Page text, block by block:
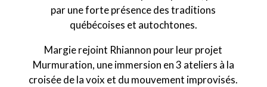
par une forte présence des traditions
québécoises et autochtones.
Margie rejoint Rhiannon pour leur projet
Murmuration, une immersion en 3 ateliers à la
croisée de la voix et du mouvement improvisés.